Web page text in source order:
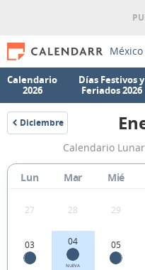
México
Calendario
2026
Días Festivos y
Feriados 2026
Diciembre
1915
Calendario
Lun Mar Mié
27 28 29
03 04
NUEVA
05